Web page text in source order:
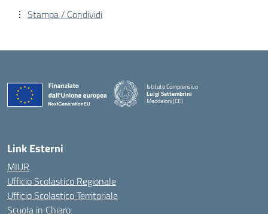
Stampa / Condividi
Istituto Comprensivo
Luigi Settembrini
Maddaloni (CE)
Link Esterni
MIUR
Ufficio Scolastico Regionale
Ufficio Scolastico Territoriale
Scuola in Chiaro